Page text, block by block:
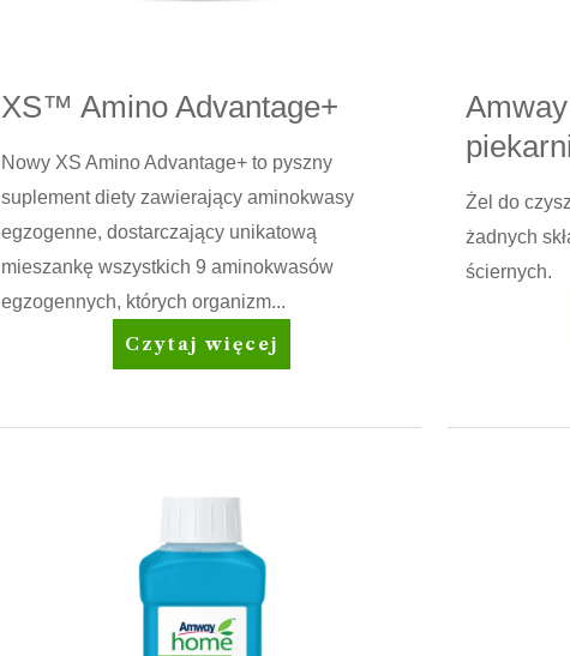
XS™ Amino Advantage+
Nowy XS Amino Advantage+ to pyszny
suplement diety zawierający aminokwasy
egzogenne, dostarczający unikatową
mieszankę wszystkich 9 aminokwasów
egzogennych, których organizm...
XS™
Amino
Czytaj więcej
Żel do
żadnych
ściernych.